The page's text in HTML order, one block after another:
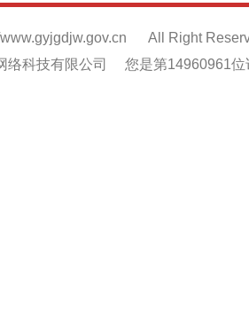
All Right
络科技有限公司
您是第14960961位